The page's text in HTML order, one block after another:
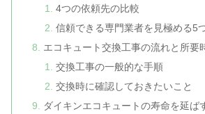
4つの依頼先の比較
信頼できる専門業者を見極める5
エコキュート交換工事の流れと所要
交換工事の一般的な手順
交換時に確認しておきたいこと
ダイキンエコキュートの寿命を延ば